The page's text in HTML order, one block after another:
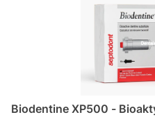
Biodentine XP500 -